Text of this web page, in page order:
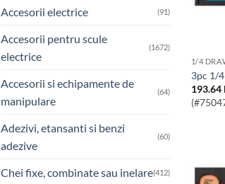
Accesorii electrice (91)
Accesorii pentru scule
electrice
(1672)
Accesorii si echipamente de
manipulare
(64)
Adezivi, etansanti si benzi
adezive
(60)
Chei fixe, combinate sau inelare(412)
1/4
3pc 1/
193.64